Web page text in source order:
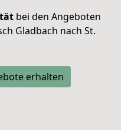
bei den Angeboten
Gladbach nach St.
erhalten